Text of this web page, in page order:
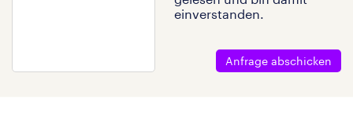
einverstanden.
Anfrage abschicken